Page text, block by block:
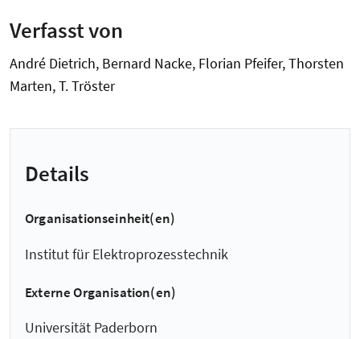
Verfasst von
André Dietrich, Bernard Nacke, Florian Pfeifer, Thorsten
Marten, T. Tröster
Details
Organisationseinheit(en)
Institut für Elektroprozesstechnik
Externe Organisation(en)
Universität Paderborn